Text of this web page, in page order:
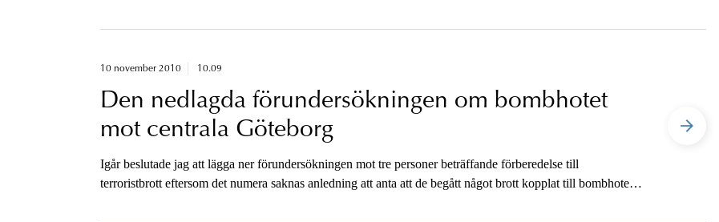
10 november 2010 10.09
Den nedlagda förundersökningen om bombhotet
mot centrala Göteborg
Igår beslutade jag att lägga ner förundersökningen mot tre personer beträffande förberedelse till
terroristbrott eftersom det numera saknas anledning att anta att de begått något brott kopplat till bombhotet